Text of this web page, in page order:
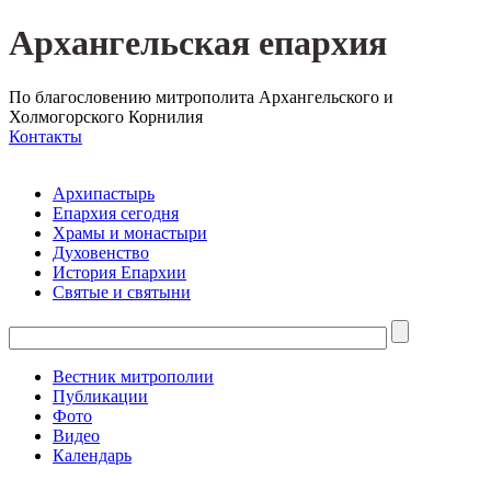
Архангельская епархия
По благословению митрополита Архангельского и
Холмогорского Корнилия
Контакты
Архипастырь
Епархия сегодня
Храмы и монастыри
Духовенство
История Епархии
Святые и святыни
Вестник митрополии
Публикации
Фото
Видео
Календарь